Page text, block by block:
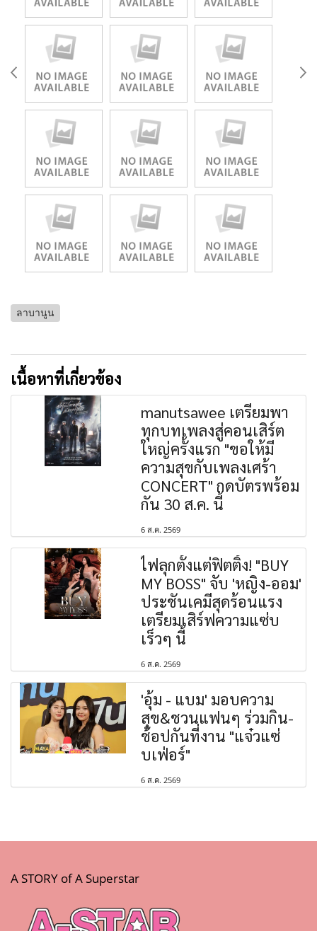
ลาบานูน
เนื้อหาที่เกี่ยวข้อง
manutsawee เตรียมพา
ทุกบทเพลงสู่คอนเสิร์ต
ใหญ่ครั้งแรก "ขอให้มี
ความสุขกับเพลงเศร้า
CONCERT" กดบัตรพร้อม
กัน 30 ส.ค. นี้
6 ส.ค. 2569
ไฟลุกตั้งแต่ฟิตติ้ง! "BUY
MY BOSS" จับ 'หญิง-ออม'
ประชันเคมีสุดร้อนแรง
เตรียมเสิร์ฟความแซ่บ
เร็วๆ นี้
6 ส.ค. 2569
'อุ้ม - แบม' มอบความ
สุข&ชวนแฟนๆ ร่วมกิน-
ช้อปกันที่งาน "แจ๋วแซ่
บเฟ่อร์"
6 ส.ค. 2569
A STORY of A Superstar